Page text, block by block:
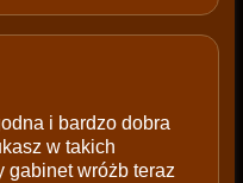
i bardzo dobra
w takich
gabinet wróżb teraz